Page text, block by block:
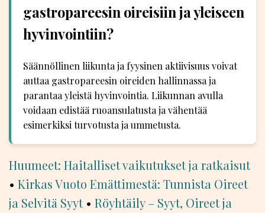
gastropareesin oireisiin ja yleiseen
hyvinvointiin?
Säännöllinen liikunta ja fyysinen aktiivisuus voivat
auttaa gastropareesin oireiden hallinnassa ja
parantaa yleistä hyvinvointia. Liikunnan avulla
voidaan edistää ruoansulatusta ja vähentää
esimerkiksi turvotusta ja ummetusta.
Huumeet: Haitalliset vaikutukset ja ratkaisut
• Kirkas Vuoto Emättimestä: Tunnista Oireet
ja Selvitä Syyt• Röyhtäily – Syyt, Oireet ja